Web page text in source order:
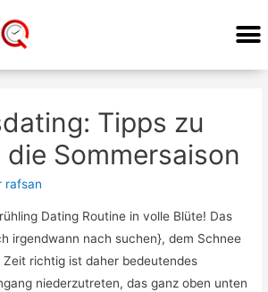
Tipps zu
Sommersaison
rafsan
Dating Routine in volle Blüte! Das
irgendwann nach suchen}, dem Schnee
richtig ist daher bedeutendes
niederzutreten, das ganz oben unten